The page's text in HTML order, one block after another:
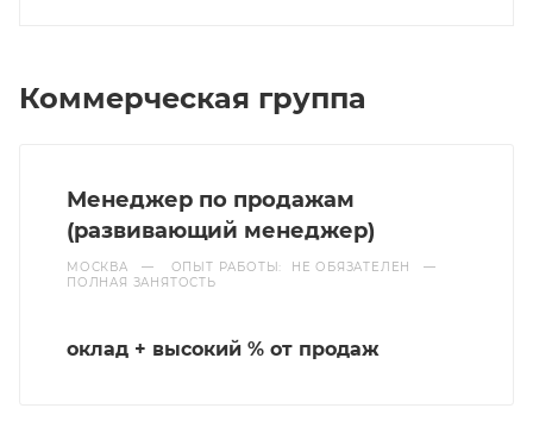
Коммерческая группа
Менеджер по продажам
(развивающий менеджер)
МОСКВА — ОПЫТ РАБОТЫ: НЕ ОБЯЗАТЕЛЕН
—
ПОЛНАЯ ЗАНЯТОСТЬ
оклад + высокий % от продаж